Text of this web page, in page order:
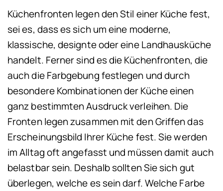
Küchenfronten legen den Stil einer Küche fest,
sei es, dass es sich um eine moderne,
klassische, designte oder eine Landhausküche
handelt. Ferner sind es die Küchenfronten, die
auch die Farbgebung festlegen und durch
besondere Kombinationen der Küche einen
ganz bestimmten Ausdruck verleihen. Die
Fronten legen zusammen mit den Griffen das
Erscheinungsbild Ihrer Küche fest. Sie werden
im Alltag oft angefasst und müssen damit auch
belastbar sein. Deshalb sollten Sie sich gut
überlegen, welche es sein darf. Welche Farbe